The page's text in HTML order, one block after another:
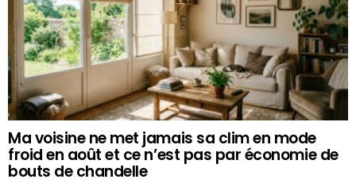
Ma voisine ne met jamais sa clim en mode
froid en août et ce n’est pas par économie de
bouts de chandelle